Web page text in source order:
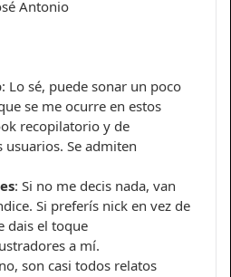
Antonio
Lo sé, puede sonar un poco
se me ocurre en estos
recopilatorio y de
Se admiten
: Si no me decis nada, van
Si preferís nick en vez de
dais el toque
a mí.
son casi todos relatos